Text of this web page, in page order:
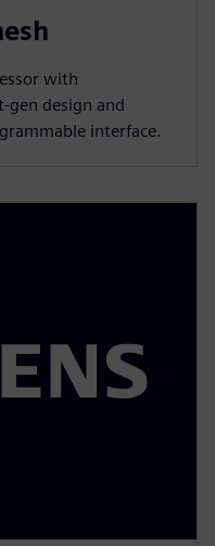
with
design and
interface.